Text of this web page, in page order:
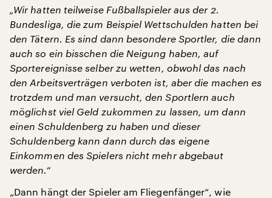
„Wir hatten teilweise Fußballspieler aus der 2.
Bundesliga, die zum Beispiel Wettschulden hatten bei
den Tätern. Es sind dann besondere Sportler, die dann
auch so ein bisschen die Neigung haben, auf
Sportereignisse selber zu wetten, obwohl das nach
den Arbeitsverträgen verboten ist, aber die machen es
trotzdem und man versucht, den Sportlern auch
möglichst viel Geld zukommen zu lassen, um dann
einen Schuldenberg zu haben und dieser
Schuldenberg kann dann durch das eigene
Einkommen des Spielers nicht mehr abgebaut
werden.“
„Dann hängt der Spieler am Fliegenfänger“, wie